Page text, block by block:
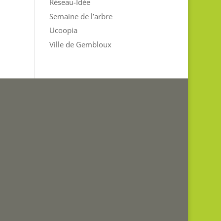
Réseau-Idée
Semaine de l’arbre
Ucoopia
Ville de Gembloux